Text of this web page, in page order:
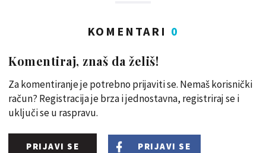
KOMENTARI 0
Komentiraj, znaš da želiš!
Za komentiranje je potrebno prijaviti se. Nemaš korisnički
račun? Registracija je brza i jednostavna, registriraj se i
uključi se u raspravu.
PRIJAVI SE PRIJAVI SE